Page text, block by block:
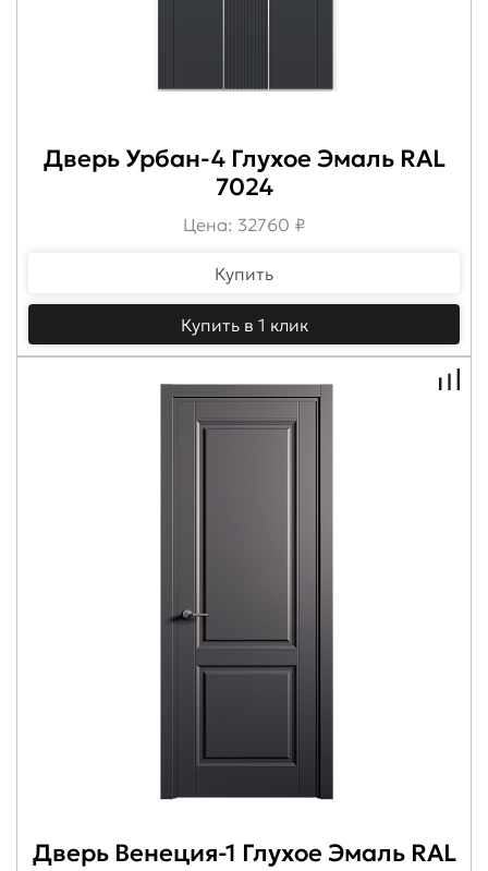
Дверь Урбан-4 Глухое Эмаль RAL
7024
Цена: 32760 ₽
Купить
Купить в 1 клик
Дверь Венеция-1 Глухое Эмаль RAL